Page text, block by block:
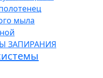
мыла
ЗАПИРАНИЯ